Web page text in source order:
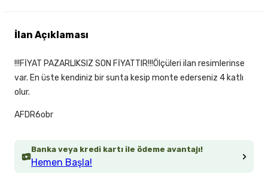
Banka veya kredi kartı ile ödeme avantajı!
Hemen Başla!
İlan Açıklaması
!!!FİYAT PAZARLIKSIZ SON FİYATTIR!!!Ölçüleri ilan resimlerinse
var. En üste kendiniz bir sunta kesip monte ederseniz 4 katlı
olur.
AFDR6obr